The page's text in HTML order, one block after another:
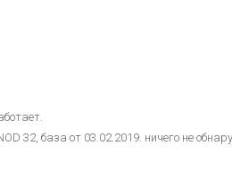
32, база от 03.02.2019. ничего не